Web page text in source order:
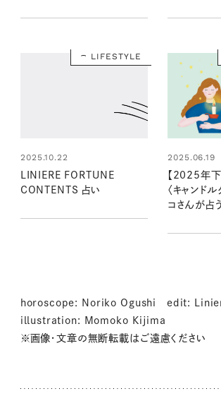
き開運日は？
LIFESTYLE
2025.10.22
LINIERE FORTUNE
CONTENTS 占い
2025.06.19
【2025年
〈キャンドル
コさんが占
horoscope: Noriko Ogushi edit:
illustration: Momoko Kijima
※画像・文章の無断転載はご遠慮ください